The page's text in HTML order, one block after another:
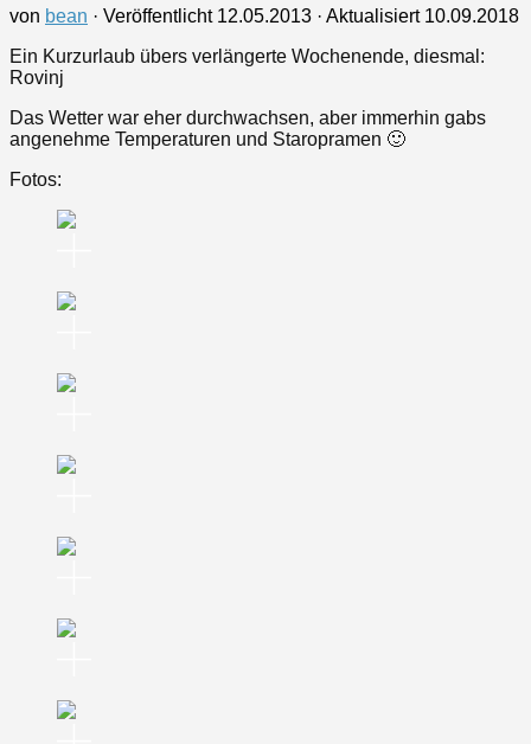
von bean · Veröffentlicht 12.05.2013 · Aktualisiert 10.09.2018
Ein Kurzurlaub übers verlängerte Wochenende, diesmal:
Rovinj
Das Wetter war eher durchwachsen, aber immerhin gabs
angenehme Temperaturen und Staropramen 🙂
Fotos: